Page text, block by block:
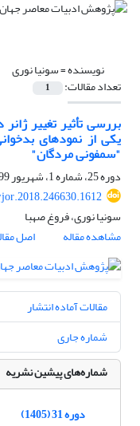
نویسنده =سونیا نوری
تعداد مقالات: 1
بررسی تأثیر تغییر
یکی از نمودهای
"سمفونی مردگان"
دوره 25، شماره 1، شهریور 1399، صفحه
سونیا نوری، فروغ صهبا
مشاهده مقاله
اصل
مقالات آماده انتشار
شماره جاری
شماره‌های پیشین نشریه
دوره 31 (1405)